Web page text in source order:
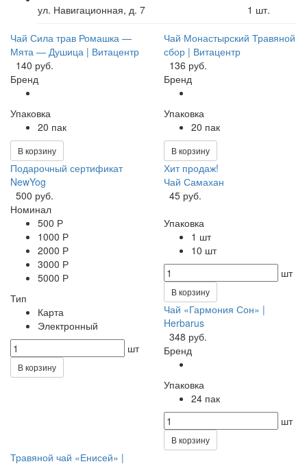
ул. Навигационная, д. 7 1 шт.
Чай Сила трав Ромашка —
Мята — Душица | Витацентр
140 руб.
Бренд
Упаковка
20 пак
В корзину
Чай Монастырский Травяной
сбор | Витацентр
136 руб.
Бренд
Упаковка
20 пак
В корзину
Подарочный сертификат
NewYog
500 руб.
Номинал
500 Р
1000 Р
2000 Р
3000 Р
5000 Р
Тип
Карта
Электронный
шт
В корзину
Хит продаж!
Чай Самахан
45 руб.
Упаковка
1 шт
10 шт
шт
В корзину
Чай «Гармония Сон» |
Herbarus
348 руб.
Бренд
Упаковка
24 пак
шт
В корзину
Травяной чай «Енисей» |